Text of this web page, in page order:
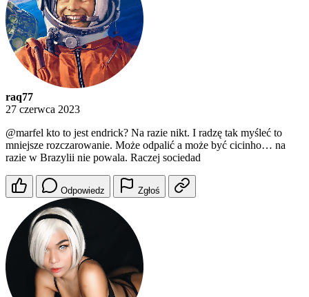
raq77
27 czerwca 2023
@marfel kto to jest endrick? Na razie nikt. I radzę tak myśleć to
mniejsze rozczarowanie. Może odpalić a może być cicinho… na
razie w Brazylii nie powala. Raczej sociedad
Odpowiedz Zgłoś